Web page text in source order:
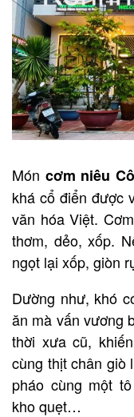
Món cơm niêu
khá cổ điển được
văn hóa Việt.
thơm, dẻo, xốp.
ngọt lại xốp, giòn
Dường như, khó
ăn mà vấn vương
thời xưa cũ,
cùng thịt chân giò
pháo cùng một
kho quẹt…